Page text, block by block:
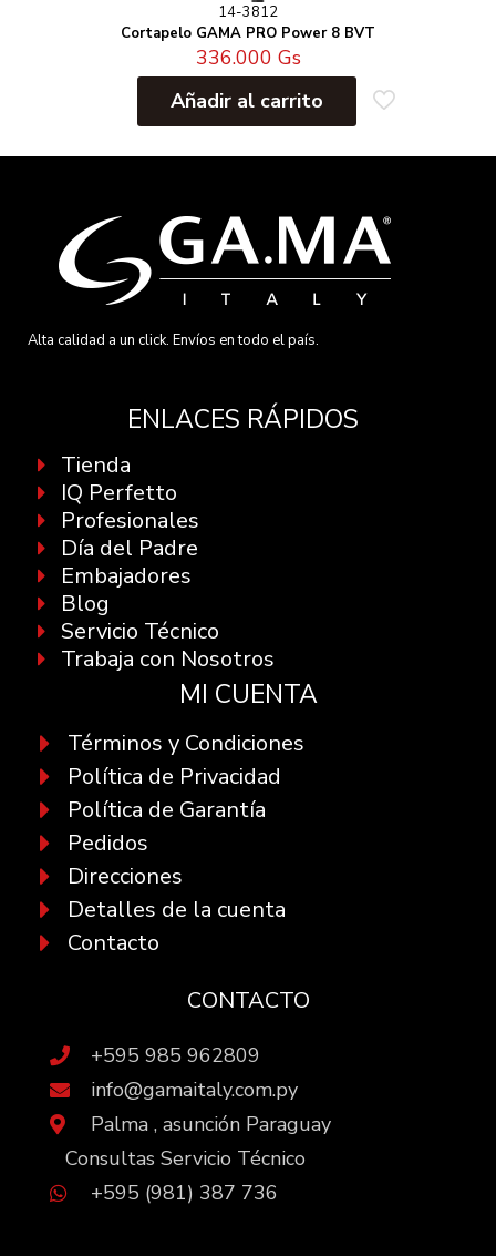
14-3812
Cortapelo GAMA PRO Power 8 BVT
336.000 Gs
Añadir al carrito
Alta calidad a un click. Envíos en todo el país.
ENLACES RÁPIDOS
Tienda
IQ Perfetto
Profesionales
Día del Padre
Embajadores
Blog
Servicio Técnico
Trabaja con Nosotros
MI CUENTA
Términos y Condiciones
Política de Privacidad
Política de Garantía
Pedidos
Direcciones
Detalles de la cuenta
Contacto
CONTACTO
+595 985 962809
info@gamaitaly.com.py
Palma , asunción Paraguay
Consultas Servicio Técnico
+595 (981) 387 736